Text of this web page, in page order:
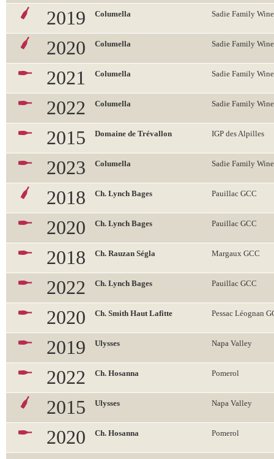
2019 Columella Sadie Family
2020 Columella Sadie Family
2021 Columella Sadie Family
2022 Columella Sadie Family
2015 Domaine de Trévallon IGP des Alpilles
2023 Columella Sadie Family
2018 Ch. Lynch Bages Pauillac GCC
2020 Ch. Lynch Bages Pauillac GCC
2018 Ch. Rauzan Ségla Margaux GCC
2022 Ch. Lynch Bages Pauillac GCC
2020 Ch. Smith Haut Lafitte Pessac Léognan
2019 Ulysses Napa Valley
2022 Ch. Hosanna Pomerol
2015 Ulysses Napa Valley
2020 Ch. Hosanna Pomerol